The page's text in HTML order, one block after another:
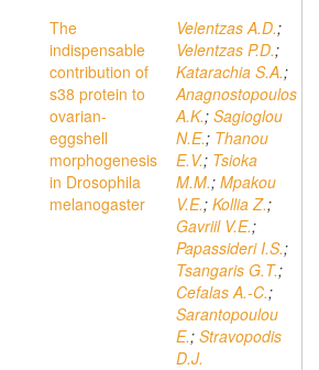
The
indispensable
contribution of
s38 protein to
ovarian-
eggshell
morphogenesis
in Drosophila
melanogaster
Velentzas A.D.;
Velentzas P.D.;
Katarachia S.A.;
Anagnostopoulos
A.K.; Sagioglou
N.E.; Thanou
E.V.; Tsioka
M.M.; Mpakou
V.E.; Kollia Z.;
Gavriil V.E.;
Papassideri I.S.;
Tsangaris G.T.;
Cefalas A.-C.;
Sarantopoulou
E.; Stravopodis
D.J.